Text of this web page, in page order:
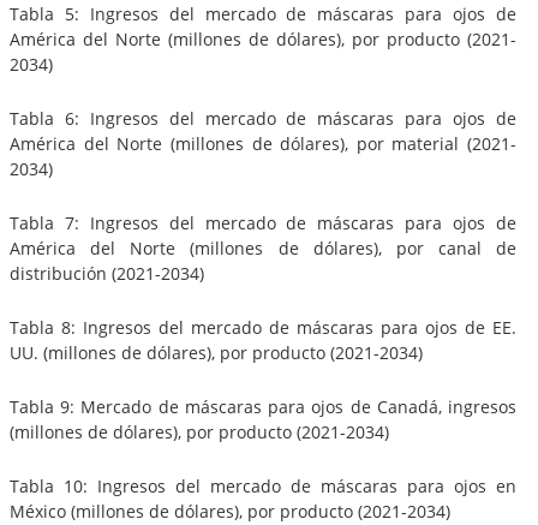
Tabla 5: Ingresos del mercado de máscaras para ojos de
América del Norte (millones de dólares), por producto (2021-
2034)
Tabla 6: Ingresos del mercado de máscaras para ojos de
América del Norte (millones de dólares), por material (2021-
2034)
Tabla 7: Ingresos del mercado de máscaras para ojos de
América del Norte (millones de dólares), por canal de
distribución (2021-2034)
Tabla 8: Ingresos del mercado de máscaras para ojos de EE.
UU. (millones de dólares), por producto (2021-2034)
Tabla 9: Mercado de máscaras para ojos de Canadá, ingresos
(millones de dólares), por producto (2021-2034)
Tabla 10: Ingresos del mercado de máscaras para ojos en
México (millones de dólares), por producto (2021-2034)